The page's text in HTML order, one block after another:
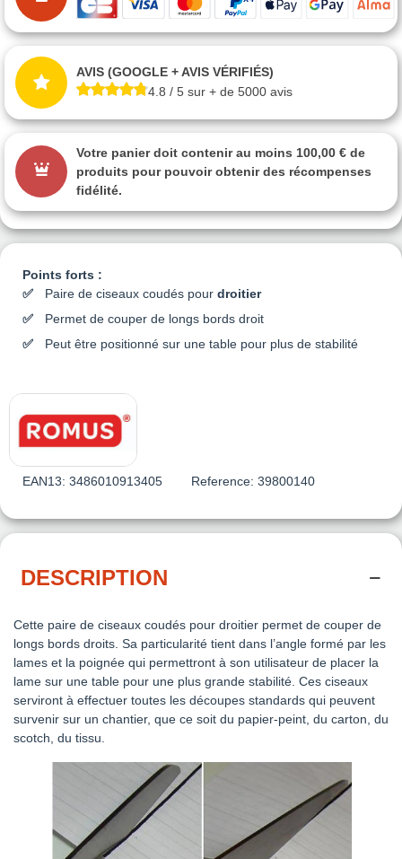
Points forts :
Paire de ciseaux coudés pour droitier
Permet de couper de longs bords droit
Peut être positionné sur une table pour plus de stabilité
EAN13: 3486010913405 Reference: 39800140
AVIS (GOOGLE + AVIS VÉRIFIÉS)
4.8 / 5 sur + de 5000 avis
Votre panier doit contenir au moins 100,00 € de
produits pour pouvoir obtenir des récompenses
fidélité.
DESCRIPTION
Cette paire de ciseaux coudés pour droitier permet de couper de
longs bords droits. Sa particularité tient dans l’angle formé par les
lames et la poignée qui permettront à son utilisateur de placer la
lame sur une table pour une plus grande stabilité. Ces ciseaux
serviront à effectuer toutes les découpes standards qui peuvent
survenir sur un chantier, que ce soit du papier-peint, du carton, du
scotch, du tissu.